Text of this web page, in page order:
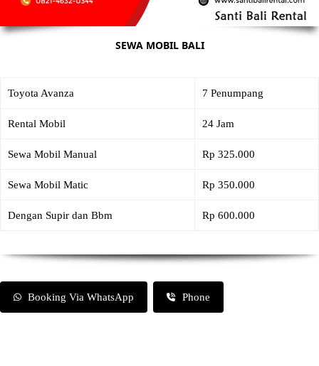
SEWA MOBIL BALI
Toyota Avanza 7 Penumpang
Rental Mobil 24 Jam
Sewa Mobil Manual Rp 325.000
Sewa Mobil Matic Rp 350.000
Dengan Supir dan Bbm Rp 600.000
Booking Via WhatsApp Phone